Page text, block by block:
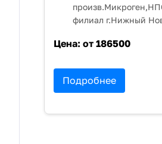
филиал г.Нижный
Цена: от 186500
Подробнее